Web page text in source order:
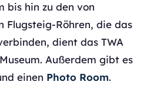
bis hin zu den von
Flugsteig-Röhren, die das
dient das TWA
Außerdem gibt es
einen Photo Room.